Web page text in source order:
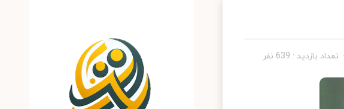
تعداد بازدید : 639 نفر